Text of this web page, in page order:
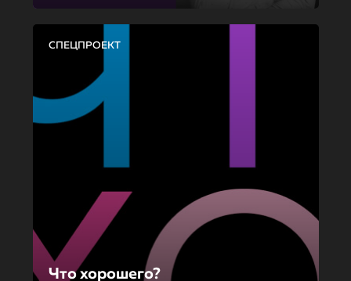
СПЕЦПРОЕКТ
Что хорошего?